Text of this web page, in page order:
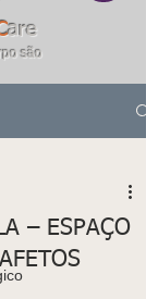
are
são
– ESPAÇO